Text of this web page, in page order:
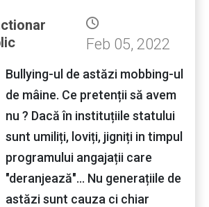
Feb 05, 2022
Bullying-ul de astăzi mobbing-ul
de mâine. Ce pretenții să avem
nu ? Dacă în instituțiile statului
sunt umiliți, loviți, jigniți in timpul
programului angajații care
"deranjează"... Nu generațiile de
astăzi sunt cauza ci chiar